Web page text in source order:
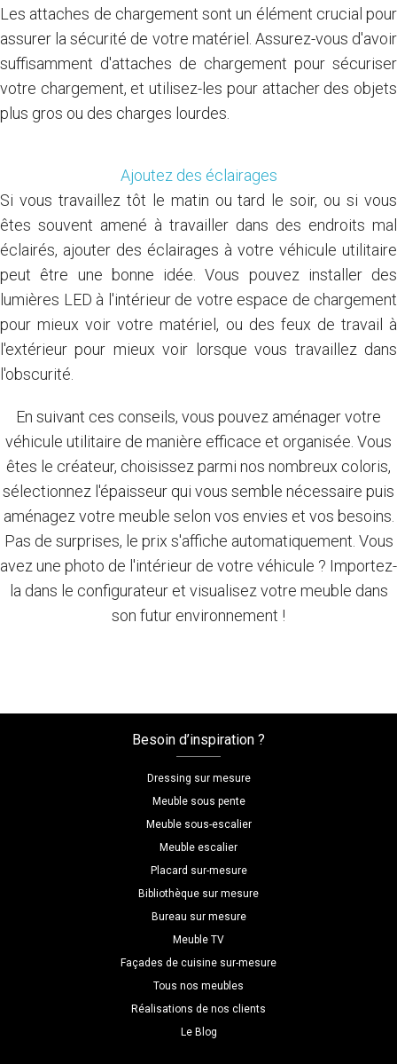
Les attaches de chargement sont un élément crucial pour
assurer la sécurité de votre matériel. Assurez-vous d'avoir
suffisamment d'attaches de chargement pour sécuriser
votre chargement, et utilisez-les pour attacher des objets
plus gros ou des charges lourdes.
Ajoutez des éclairages
Si vous travaillez tôt le matin ou tard le soir, ou si vous
êtes souvent amené à travailler dans des endroits mal
éclairés, ajouter des éclairages à votre véhicule utilitaire
peut être une bonne idée. Vous pouvez installer des
lumières LED à l'intérieur de votre espace de chargement
pour mieux voir votre matériel, ou des feux de travail à
l'extérieur pour mieux voir lorsque vous travaillez dans
l'obscurité.
En suivant ces conseils, vous pouvez aménager votre
véhicule utilitaire de manière efficace et organisée. Vous
êtes le créateur, choisissez parmi nos nombreux coloris,
sélectionnez l'épaisseur qui vous semble nécessaire puis
aménagez votre meuble selon vos envies et vos besoins.
Pas de surprises, le prix s'affiche automatiquement. Vous
avez une photo de l'intérieur de votre véhicule ? Importez-
la dans le configurateur et visualisez votre meuble dans
son futur environnement !
Besoin d’inspiration ?
Dressing sur mesure
Meuble sous pente
Meuble sous-escalier
Meuble escalier
Placard sur-mesure
Bibliothèque sur mesure
Bureau sur mesure
Meuble TV
Façades de cuisine sur-mesure
Tous nos meubles
Réalisations de nos clients
Le Blog